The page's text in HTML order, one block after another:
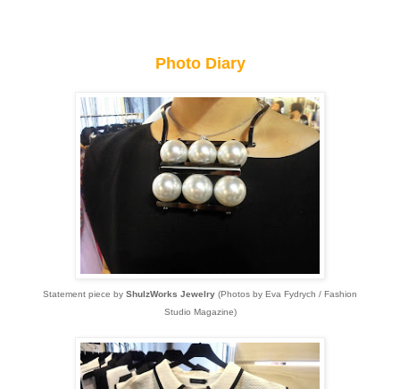
Photo Diary
Statement piece by ShulzWorks Jewelry (Photos by Eva Fydrych / Fashion
Studio Magazine)